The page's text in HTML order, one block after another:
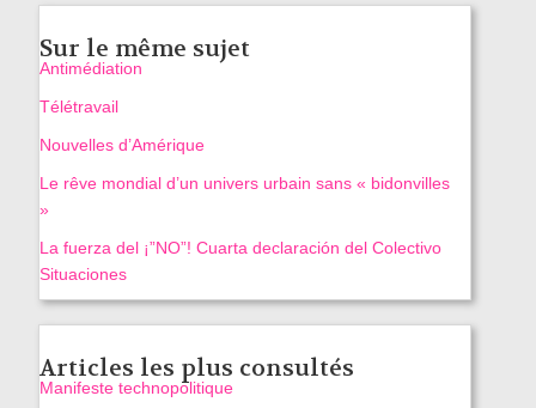
Sur le même sujet
Antimédiation
Télétravail
Nouvelles d’Amérique
Le rêve mondial d’un univers urbain sans « bidonvilles
»
La fuerza del ¡”NO”! Cuarta declaración del Colectivo
Situaciones
Articles les plus consultés
Manifeste technopolitique